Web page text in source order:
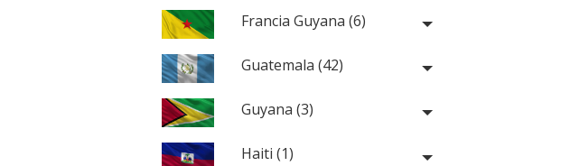
Francia Guyana (6)
Guatemala (42)
Guyana (3)
Haiti (1)